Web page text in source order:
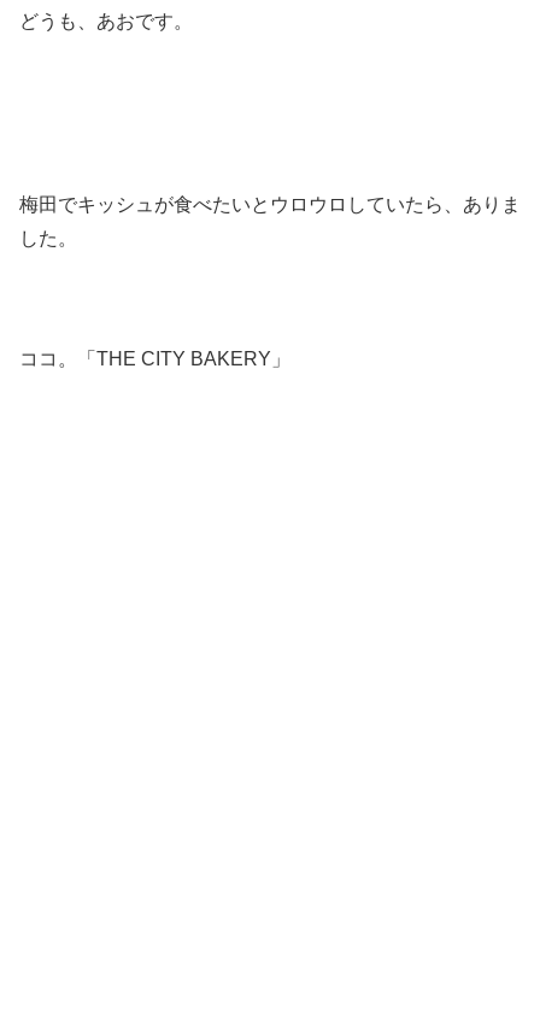
どうも、あおです。
梅田でキッシュが食べたいとウロウロしていたら、ありま
した。
ココ。「THE CITY BAKERY」